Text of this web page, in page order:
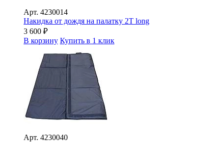
Арт. 4230014
Накидка от дождя на палатку 2Т long
3 600 ₽
В корзину Купить в 1 клик
Арт. 4230040